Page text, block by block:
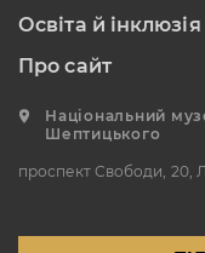
Освіта й інклюзія
Про сайт
Національний
Шептицького
проспект Свободи, 20,